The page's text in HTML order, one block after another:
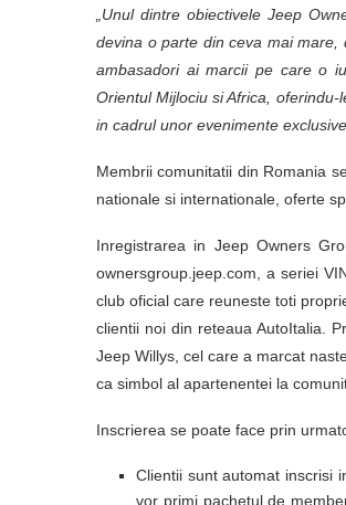
„Unul dintre obiectivele Jeep
devina o parte din ceva mai mare,
ambasadori ai marcii pe care o
Orientul Mijlociu si Africa,
in cadrul unor evenimente
Membrii comunitatii din Romania
nationale si internationale, oferte
Inregistrarea in Jeep Owners
ownersgroup.jeep.com, a seriei
club oficial care reuneste toti
clientii noi din reteaua AutoItalia.
Jeep Willys, cel care a marcat
ca simbol al apartenentei la
Inscrierea se poate face prin
Clientii sunt automat inscrisi
vor primi pachetul de